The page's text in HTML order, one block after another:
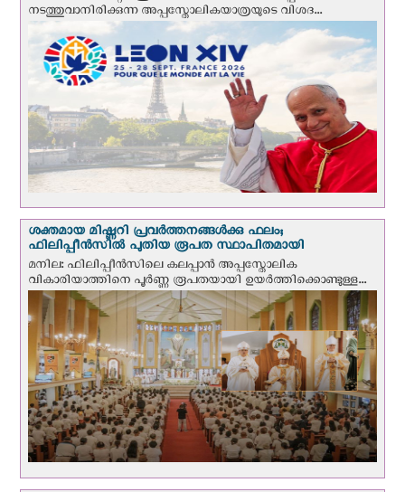
നടത്തുവാനിരിക്കുന്ന അപ്പസ്തോലികയാത്രയുടെ വിശദ...
ശക്തമായ മിഷ്ണറി പ്രവർത്തനങ്ങൾക്കു ഫലം;
ഫിലിപ്പീൻസിൽ പുതിയ രൂപത സ്ഥാപിതമായി
മനില: ഫിലിപ്പീൻസിലെ കലപ്പാൻ അപ്പസ്തോലിക
വികാരിയാത്തിനെ പൂർണ്ണ രൂപതയായി ഉയർത്തിക്കൊണ്ടുള്ള...